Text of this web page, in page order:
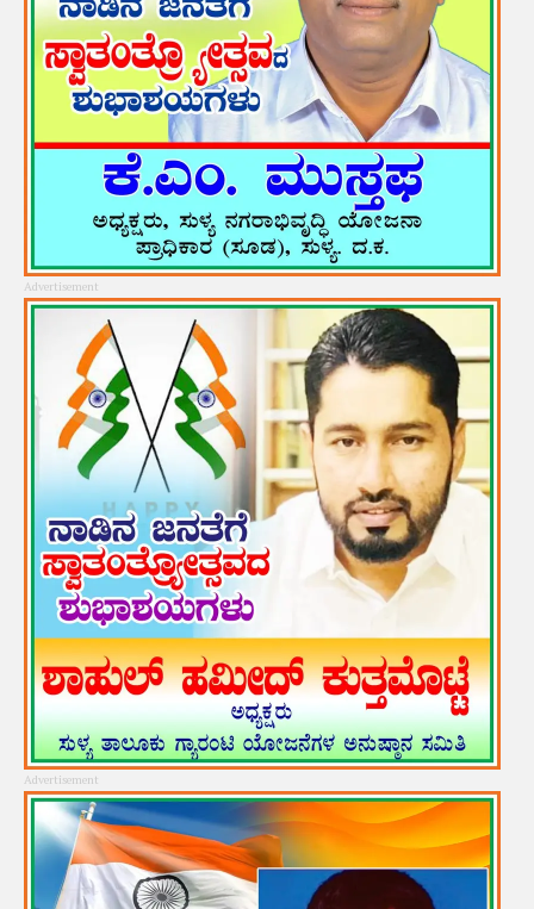
Advertisement
Advertisement